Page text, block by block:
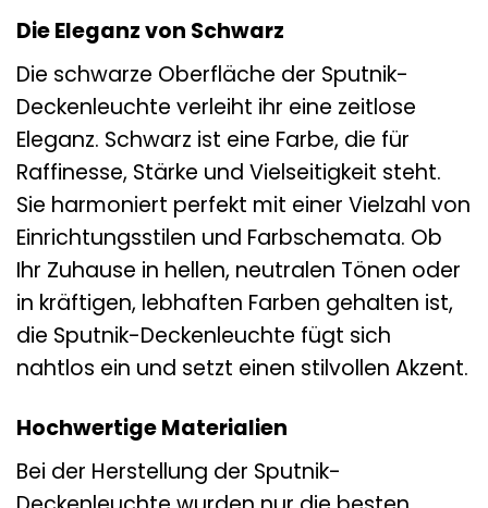
Die Eleganz von Schwarz
Die schwarze Oberfläche der Sputnik-
Deckenleuchte verleiht ihr eine zeitlose
Eleganz. Schwarz ist eine Farbe, die für
Raffinesse, Stärke und Vielseitigkeit steht.
Sie harmoniert perfekt mit einer Vielzahl von
Einrichtungsstilen und Farbschemata. Ob
Ihr Zuhause in hellen, neutralen Tönen oder
in kräftigen, lebhaften Farben gehalten ist,
die Sputnik-Deckenleuchte fügt sich
nahtlos ein und setzt einen stilvollen Akzent.
Hochwertige Materialien
Bei der Herstellung der Sputnik-